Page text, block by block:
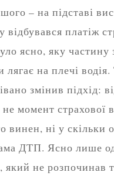
– на підставі
платіж
ясно, яку частину
лягає на плечі
змінив підхід:
момент страхової
винен, ні у скільки
ДТП. Ясно лише
який не розпочинав